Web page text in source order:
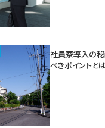
社員寮導入の秘
べきポイントとは